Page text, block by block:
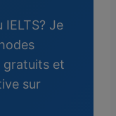
IELTS? Je
gratuits et
sur